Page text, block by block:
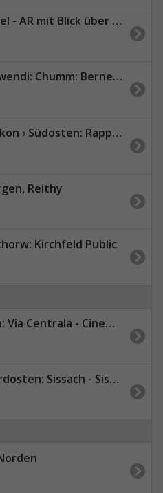
mit Blick über den Bodensee
Berner Reha Zentrum Heiligenschwendi
Südosten: Rapperswil-Jona
Reithy
Kirchfeld Public
- Cinema Sil Plaz - Parochial cat.-rom.
Sissach - Sissacher Fluh